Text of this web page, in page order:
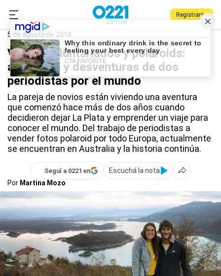
Registrarse
0221.com.ar
Platenses por el mundo
5 de agosto de 2018
Viajes, voluntariados y polaroids:
aventuras y desventuras de dos
periodistas por el mundo
La pareja de novios están viviendo una aventura
que comenzó hace más de dos años cuando
decidieron dejar La Plata y emprender un viaje para
conocer el mundo. Del trabajo de periodistas a
vender fotos polaroid por todo Europa, actualmente
se encuentran en Australia y la historia continúa.
Seguí a 0221 en
Escuchá la nota
Por Martina Mozo